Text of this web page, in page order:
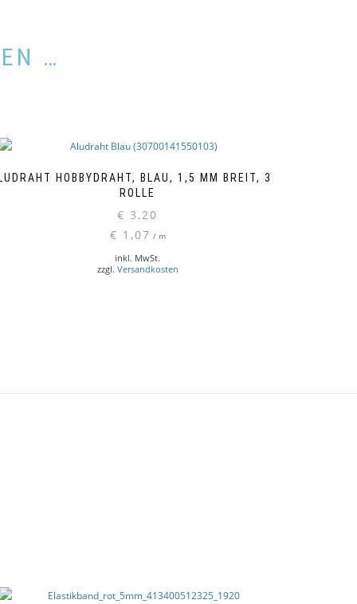
…
HOBBYDRAHT, BLAU, 1,5 MM BREIT, 3 M
ROLLE
€ 3,20
€ 1,07 / m
inkl. MwSt.
zzgl. Versandkosten